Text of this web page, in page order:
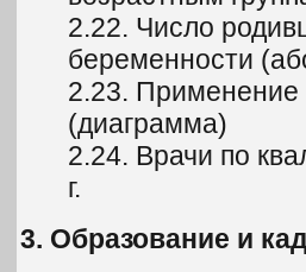
2.22. Число
беременности
2.23.
(диаграмма)
2.24. Врачи по
г.
3. Образование и